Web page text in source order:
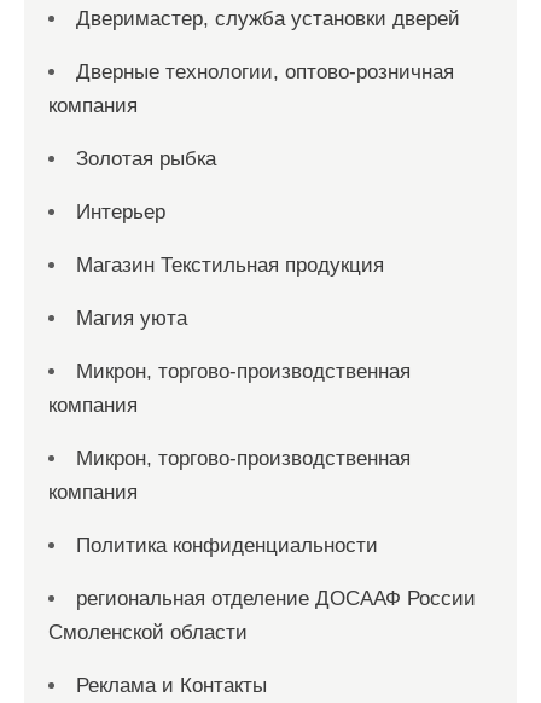
Дверимастер, служба установки дверей
Дверные технологии, оптово-розничная
компания
Золотая рыбка
Интерьер
Магазин Текстильная продукция
Магия уюта
Микрон, торгово-производственная
компания
Микрон, торгово-производственная
компания
Политика конфиденциальности
региональная отделение ДОСААФ России
Смоленской области
Реклама и Контакты